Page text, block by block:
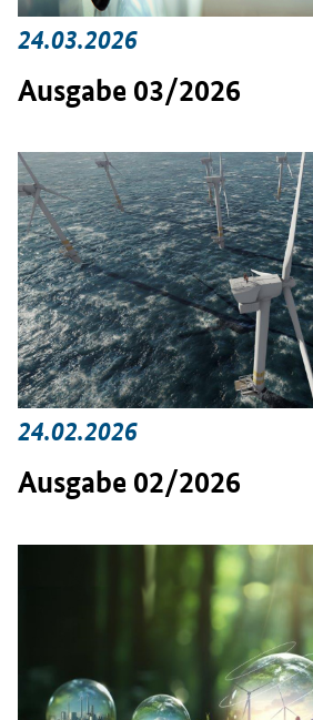
24.03.2026
Ausgabe 03/2026
24.02.2026
Ausgabe 02/2026